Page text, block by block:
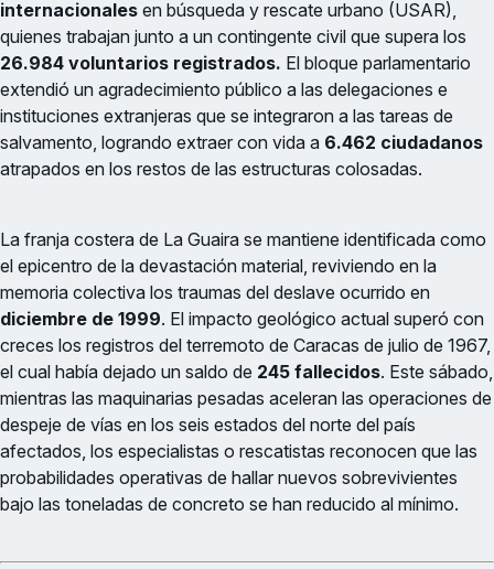
internacionales en búsqueda y rescate urbano (USAR),
quienes trabajan junto a un contingente civil que supera los
26.984 voluntarios registrados. El bloque parlamentario
extendió un agradecimiento público a las delegaciones e
instituciones extranjeras que se integraron a las tareas de
salvamento, logrando extraer con vida a 6.462 ciudadanos
atrapados en los restos de las estructuras colosadas.
La franja costera de La Guaira se mantiene identificada como
el epicentro de la devastación material, reviviendo en la
memoria colectiva los traumas del deslave ocurrido en
diciembre de 1999. El impacto geológico actual superó con
creces los registros del terremoto de Caracas de julio de 1967,
el cual había dejado un saldo de 245 fallecidos. Este sábado,
mientras las maquinarias pesadas aceleran las operaciones de
despeje de vías en los seis estados del norte del país
afectados, los especialistas o rescatistas reconocen que las
probabilidades operativas de hallar nuevos sobrevivientes
bajo las toneladas de concreto se han reducido al mínimo.